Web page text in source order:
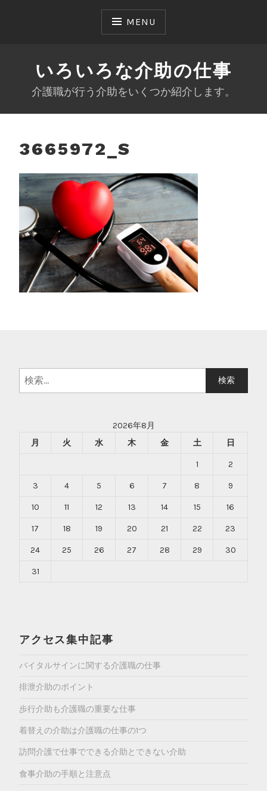
MENU
いろいろな介助の仕事
介護職が行う介助をいくつか紹介します。
3665972_S
検
索:
2026年8月
月
火 水 木 金 土 日
1 2
3 4 5 6 7 8 9
10 11 12 13 14 15 16
17 18 19 20 21 22 23
24 25 26 27 28 29 30
31
アクセス集中記事
バイタルサインに関する介護職の仕事
排泄介助のポイント
歩行介助も介護職の重要な仕事
着替えの介助は介護職の仕事の1つ
訪問介護で仕事でできる介助とできない介助
食事介助の手順と注意点